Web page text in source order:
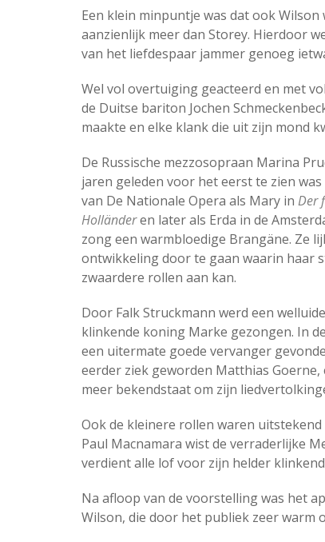
Een klein minpuntje was dat ook
aanzienlijk meer dan Storey. Hierdoor
van het liefdespaar jammer genoeg
Wel vol overtuiging geacteerd en met
de Duitse bariton Jochen
maakte en elke klank die uit zijn mond
De Russische mezzosopraan Marina
jaren geleden voor het eerst te zien
van De Nationale Opera als Mary in Der
Holländeren later als Erda in de
zong een warmbloedige Brangäne. Ze
ontwikkeling door te gaan waarin haar
zwaardere rollen aan kan.
Door Falk Struckmann werd een
klinkende koning Marke gezongen. In
een uitermate goede vervanger
eerder ziek geworden Matthias Goerne,
meer bekendstaat om zijn
Ook de kleinere rollen waren
Paul Macnamara wist de verraderlijke
verdient alle lof voor zijn helder
Na afloop van de voorstelling was het
Wilson, die door het publiek zeer warm